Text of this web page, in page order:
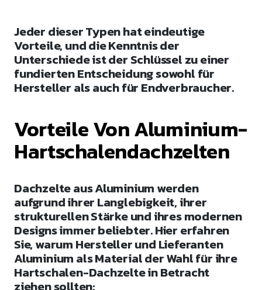
Jeder dieser Typen hat eindeutige
Vorteile, und die Kenntnis der
Unterschiede ist der Schlüssel zu einer
fundierten Entscheidung sowohl für
Hersteller als auch für Endverbraucher.
Vorteile Von Aluminium-
Hartschalendachzelten
Dachzelte aus Aluminium werden
aufgrund ihrer Langlebigkeit, ihrer
strukturellen Stärke und ihres modernen
Designs immer beliebter. Hier erfahren
Sie, warum Hersteller und Lieferanten
Aluminium als Material der Wahl für ihre
Hartschalen-Dachzelte in Betracht
ziehen sollten: